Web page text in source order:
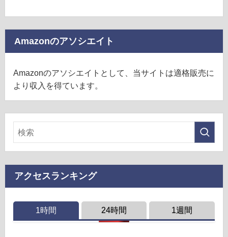
Amazonのアソシエイト
Amazonのアソシエイトとして、当サイトは適格販売に
より収入を得ています。
アクセスランキング
1時間 24時間 1週間